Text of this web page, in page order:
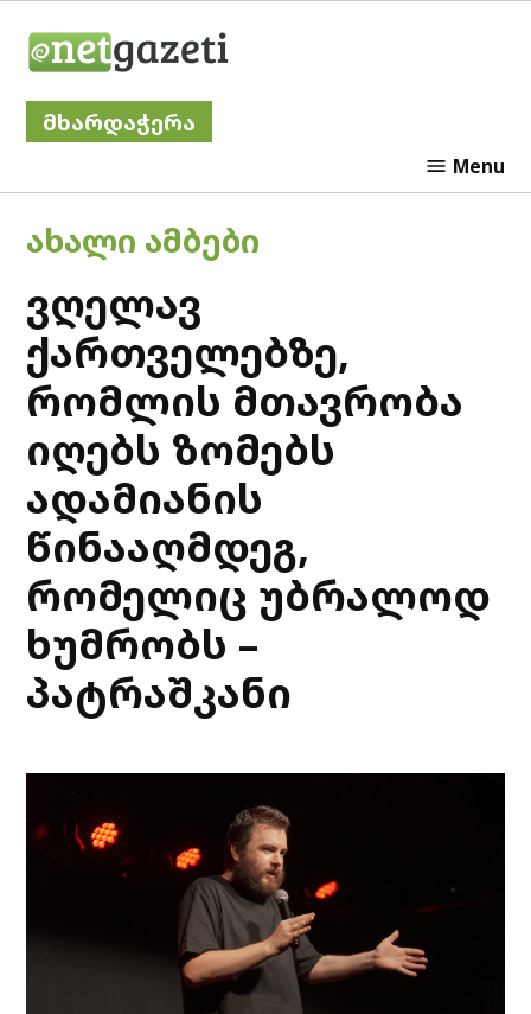
მხარდაჭერა
Menu
POSTED
ᲐᲮᲐᲚᲘ ᲐᲛᲑᲔᲑᲘ
ვღელავ
ქართველებზე,
რომლის მთავრობა
იღებს ზომებს
ადამიანის
წინააღმდეგ,
რომელიც უბრალოდ
ხუმრობს –
პატრაშკანი